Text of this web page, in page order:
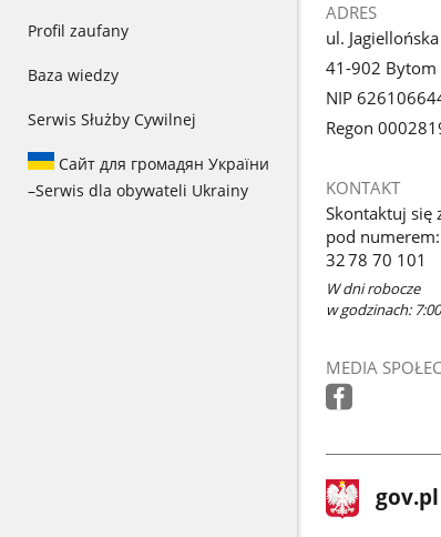
Profil zaufany
Baza wiedzy
Serwis Służby Cywilnej
Сайт для громадян України
–Serwis dla obywateli Ukrainy
ADRES
ul.
41-902 Bytom
NIP
Regon
KONTAKT
Skontaktuj się
pod numerem:
32 78 70 101
W dni robocze
w godzinach:
MEDIA
stopka
gov.pl Strona
gov.pl